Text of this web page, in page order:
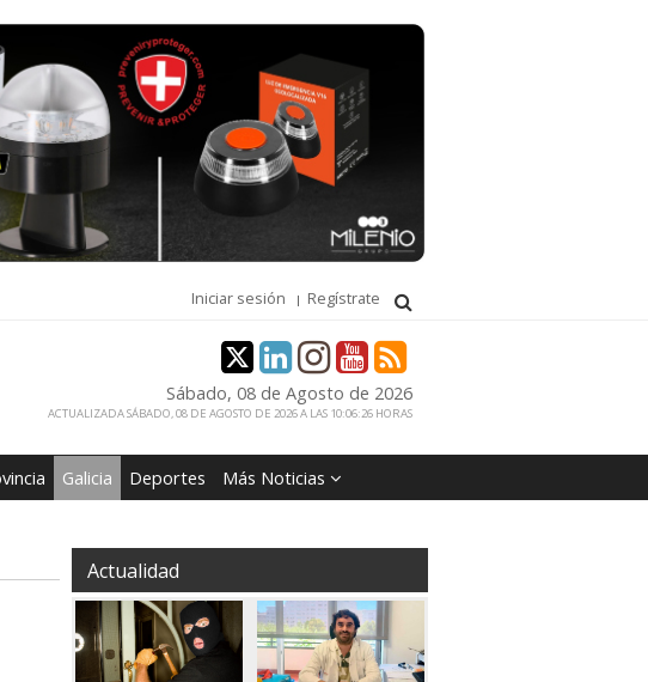
Iniciar sesión Regístrate
Sábado, 08 de Agosto de 2026
ACTUALIZADA SÁBADO, 08 DE AGOSTO DE 2026 A LAS 10:06:26 HORAS
Galicia Deportes Más Noticias
Actualidad